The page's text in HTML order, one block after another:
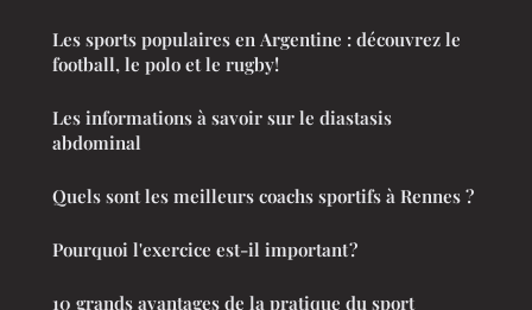
Les sports populaires en Argentine : découvrez le
football, le polo et le rugby!
Les informations à savoir sur le diastasis
abdominal
Quels sont les meilleurs coachs sportifs à Rennes ?
Pourquoi l'exercice est-il important ?
10 grands avantages de la pratique du sport